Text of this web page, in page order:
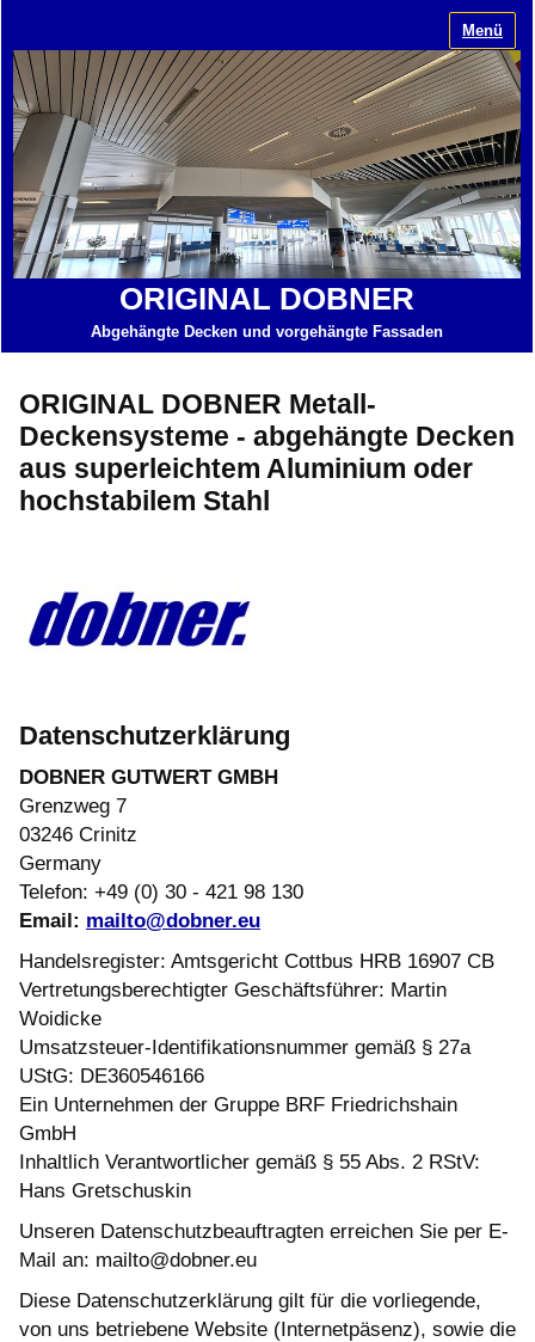
Menü
ORIGINAL DOBNER
Abgehängte Decken und vorgehängte Fassaden
ORIGINAL DOBNER Metall-
Deckensysteme - abgehängte Decken
aus superleichtem Aluminium oder
hochstabilem Stahl
Datenschutzerklärung
DOBNER GUTWERT GMBH
Grenzweg 7
03246 Crinitz
Germany
Telefon: +49 (0) 30 - 421 98 130
Email: mailto@dobner.eu
Handelsregister: Amtsgericht Cottbus HRB 16907 CB
Vertretungsberechtigter Geschäftsführer: Martin
Woidicke
Umsatzsteuer-Identifikationsnummer gemäß § 27a
UStG: DE360546166
Ein Unternehmen der Gruppe BRF Friedrichshain
GmbH
Inhaltlich Verantwortlicher gemäß § 55 Abs. 2 RStV:
Hans Gretschuskin
Unseren Datenschutzbeauftragten erreichen Sie per E-
Mail an: mailto@dobner.eu
Diese Datenschutzerklärung gilt für die vorliegende,
von uns betriebene Website (Internetpäsenz), sowie die